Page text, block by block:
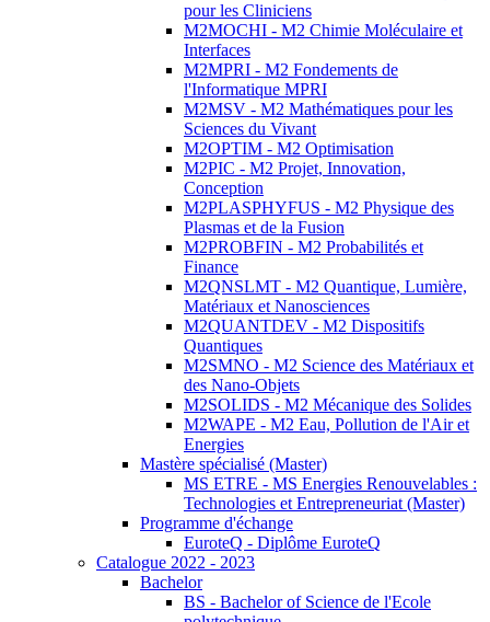
pour les Cliniciens
M2MOCHI - M2 Chimie Moléculaire et
Interfaces
M2MPRI - M2 Fondements de
l'Informatique MPRI
M2MSV - M2 Mathématiques pour les
Sciences du Vivant
M2OPTIM - M2 Optimisation
M2PIC - M2 Projet, Innovation,
Conception
M2PLASPHYFUS - M2 Physique des
Plasmas et de la Fusion
M2PROBFIN - M2 Probabilités et
Finance
M2QNSLMT - M2 Quantique, Lumière,
Matériaux et Nanosciences
M2QUANTDEV - M2 Dispositifs
Quantiques
M2SMNO - M2 Science des Matériaux et
des Nano-Objets
M2SOLIDS - M2 Mécanique des Solides
M2WAPE - M2 Eau, Pollution de l'Air et
Energies
Mastère spécialisé (Master)
MS ETRE - MS Energies Renouvelables :
Technologies et Entrepreneuriat (Master)
Programme d'échange
EuroteQ - Diplôme EuroteQ
Catalogue 2022 - 2023
Bachelor
BS - Bachelor of Science de l'Ecole